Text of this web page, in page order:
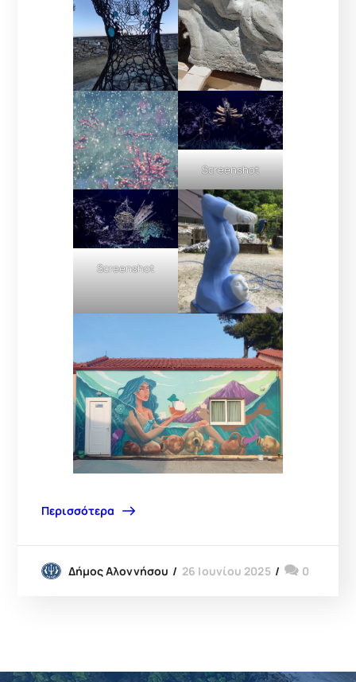
Screenshot
Screenshot
Περισσότερα
Δήμος Αλοννήσου 26 Ιουνίου 2025 0